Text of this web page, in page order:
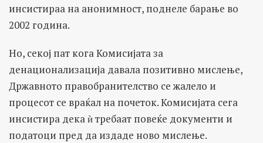
инсистираа на анонимност, поднеле барање во
2002 година.
Но, секој пат кога Комисијата за
денационализација давала позитивно мислење,
Државното правобранителство се жалело и
процесот се враќал на почеток. Комисијата сега
инсистира дека ѝ требаат повеќе документи и
податоци пред да издаде ново мислење.